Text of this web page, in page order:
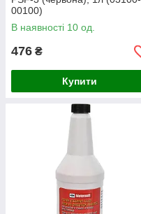
00100)
В наявності 10 од.
476 ₴
Купити